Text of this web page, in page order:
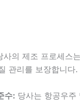
사의 제조 프로세스
관리를 보장합니다.
수: 당사는 항공우